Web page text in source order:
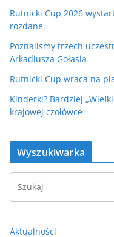
Rutnicki Cup 2026
rozdane.
Poznaliśmy trzech
Arkadiusza Gołasia
Rutnicki Cup wraca na
Kinderki? Bardziej
krajowej czołówce
Wyszukiwarka
Aktualności